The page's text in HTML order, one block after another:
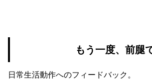
もう一度、前腿
日常生活動作へのフィードバック。